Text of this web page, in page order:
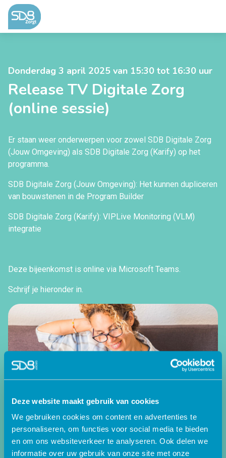
Deze website maakt gebruik van cookies
We gebruiken cookies om content en advertenties te
personaliseren, om functies voor social media te bieden
en om ons websiteverkeer te analyseren. Ook delen we
informatie over uw gebruik van onze site met onze
Ga naar de inhoud
Donderdag 3 april 2025 van 15:30 tot 16:30 uur
Release TV Digitale Zorg
(online sessie)
Er staan weer onderwerpen voor zowel SDB Digitale Zorg
(Jouw Omgeving) als SDB Digitale Zorg (Karify) op het
programma.
SDB Digitale Zorg (Jouw Omgeving): Het kunnen dupliceren
van bouwstenen in de Program Builder
SDB Digitale Zorg (Karify): VIPLive Monitoring (VLM)
integratie
Deze bijeenkomst is online via Microsoft Teams.
Schrijf je hieronder in.